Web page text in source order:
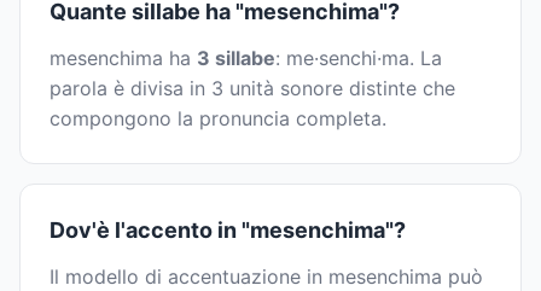
Quante sillabe ha "mesenchima"?
mesenchima ha 3 sillabe: me·senchi·ma. La
parola è divisa in 3 unità sonore distinte che
compongono la pronuncia completa.
Dov'è l'accento in "mesenchima"?
Il modello di accentuazione in mesenchima può